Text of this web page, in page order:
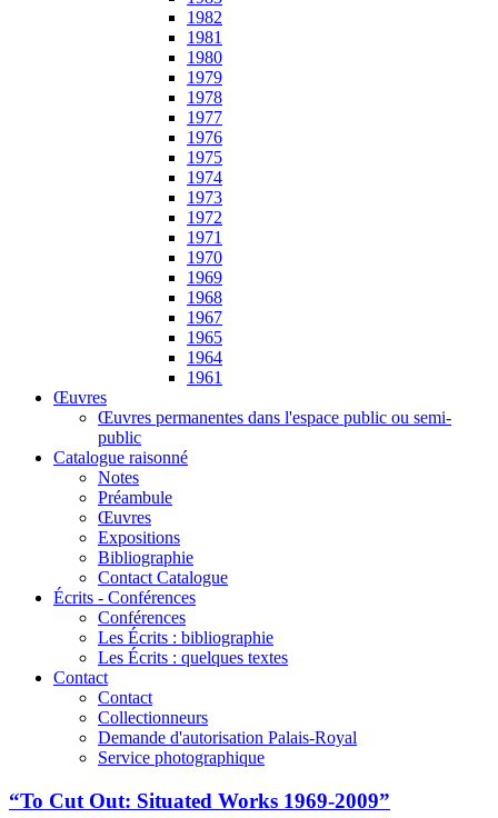
1982
1981
1980
1979
1978
1977
1976
1975
1974
1973
1972
1971
1970
1969
1968
1967
1965
1964
1961
Œuvres
Œuvres permanentes dans l'espace public ou semi-
public
Catalogue raisonné
Notes
Préambule
Œuvres
Expositions
Bibliographie
Contact Catalogue
Écrits - Conférences
Conférences
Les Écrits : bibliographie
Les Écrits : quelques textes
Contact
Contact
Collectionneurs
Demande d'autorisation Palais-Royal
Service photographique
“To Cut Out: Situated Works 1969-2009”